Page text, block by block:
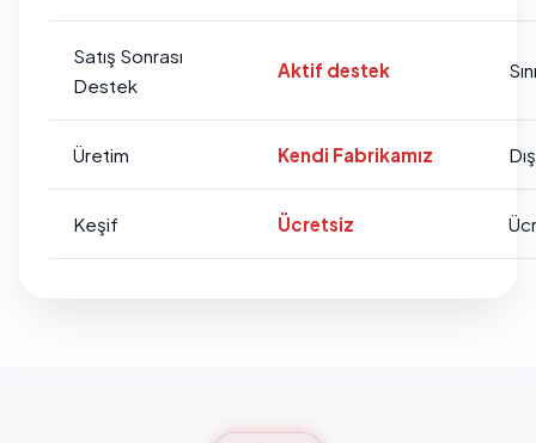
Satış Sonrası
Destek
Aktif destek
Üretim Kendi Fabrikamız
Keşif Ücretsiz